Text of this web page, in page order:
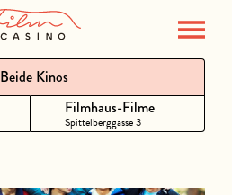
Beide Kinos
Filmhaus-Filme
Spittelberggasse 3